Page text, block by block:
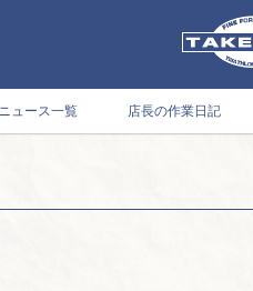
ニュース一覧 店長の作業日記